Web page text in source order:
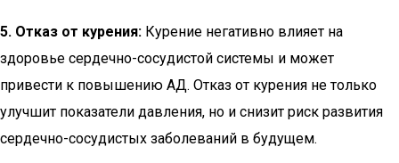
5. Отказ от курения: Курение негативно влияет на
здоровье сердечно-сосудистой системы и может
привести к повышению АД. Отказ от курения не только
улучшит показатели давления, но и снизит риск развития
сердечно-сосудистых заболеваний в будущем.